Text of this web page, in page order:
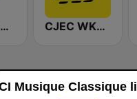
CITE 107.3 Rouge FM CJEC WKND 91.9 FM